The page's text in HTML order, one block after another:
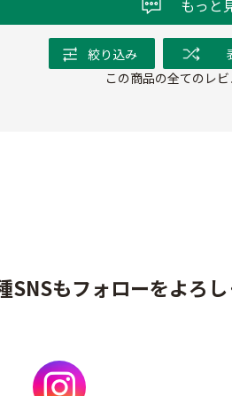
もっと
絞り込み
この商品の全てのレ
SNSもフォローをよろ